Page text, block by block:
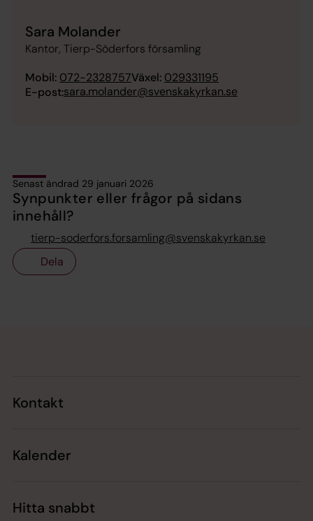
Sara Molander
Kantor, Tierp-Söderfors församling
Mobil: 072-2328757Växel: 029331195
E-post:sara.molander@svenskakyrkan.se
Senast ändrad 29 januari 2026
Synpunkter eller frågor på sidans
innehåll?
tierp-soderfors.forsamling@svenskakyrkan.se
Dela
Kontakt
Kalender
Hitta snabbt